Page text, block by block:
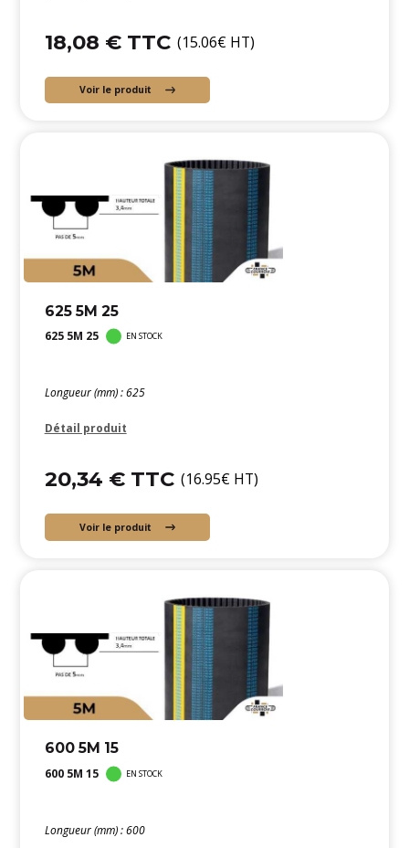
18,08 € TTC (15.06€ HT)
Voir le produit
625 5M 25
625 5M 25 EN STOCK
Longueur (mm) : 625
Détail produit
20,34 € TTC (16.95€ HT)
Voir le produit
600 5M 15
600 5M 15 EN STOCK
Longueur (mm) : 600